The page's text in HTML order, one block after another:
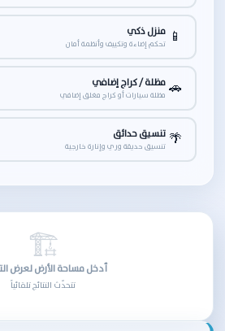
📱 منزل ذكي
تحكم إضاءة وتكييف وأنظمة أمان
🚗 مظلة / كراج إضافي
مظلة سيارات أو كراج مغلق إضافي
🌴 تنسيق حدائق
تنسيق حديقة وري وإنارة خارجية
🏗
أدخل مساحة الأرض لعرض
تتحدّث النتائج تلقائياً